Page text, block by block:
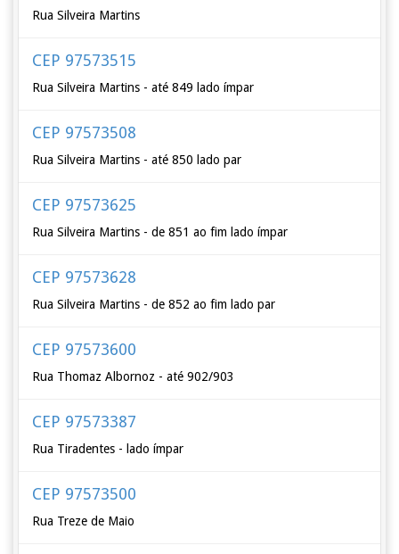
Rua Silveira Martins
CEP 97573515
Rua Silveira Martins - até 849 lado ímpar
CEP 97573508
Rua Silveira Martins - até 850 lado par
CEP 97573625
Rua Silveira Martins - de 851 ao fim lado ímpar
CEP 97573628
Rua Silveira Martins - de 852 ao fim lado par
CEP 97573600
Rua Thomaz Albornoz - até 902/903
CEP 97573387
Rua Tiradentes - lado ímpar
CEP 97573500
Rua Treze de Maio